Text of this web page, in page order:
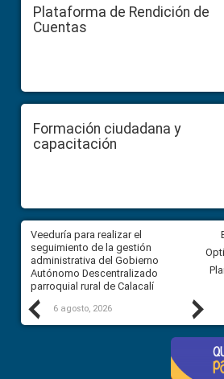
Plataforma de Rendición de
Cuentas
Formación ciudadana y
capacitación
Previous
Veeduría para realizar el
seguimiento de la gestión
administrativa del Gobierno
Autónomo Descentralizado
parroquial rural de Calacalí
6 agosto, 2026